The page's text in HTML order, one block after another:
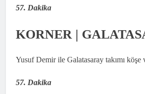
57. Dakika
KORNER |
Yusuf Demir ile Galatasaray takımı köşe
57. Dakika